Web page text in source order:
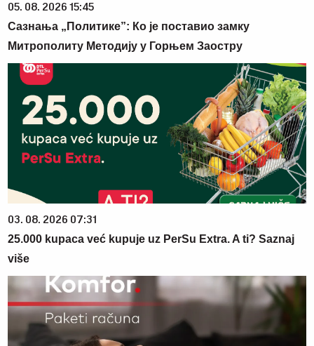
05. 08. 2026 15:45
Сазнања „Политике”: Ко је поставио замку
Митрополиту Методију у Горњем Заостру
03. 08. 2026 07:31
25.000 kupaca već kupuje uz PerSu Extra. A ti? Saznaj
više